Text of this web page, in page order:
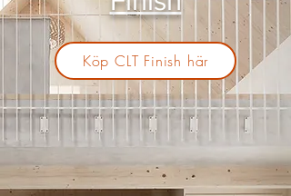
Köp CLT Finish här